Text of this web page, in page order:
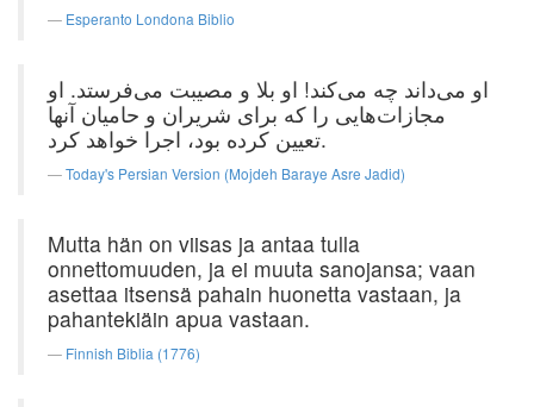
Esperanto Londona Biblio
او می‌داند چه می‌کند! او بلا و مصیبت می‌فرستد. او
مجازات‌هایی را که برای شریران و حامیان آنها
تعیین کرده بود، اجرا خواهد کرد.
Today's Persian Version (Mojdeh Baraye Asre Jadid)
Mutta hän on viisas ja antaa tulla
onnettomuuden, ja ei muuta sanojansa; vaan
asettaa itsensä pahain huonetta vastaan, ja
pahantekiäin apua vastaan.
Finnish Biblia (1776)